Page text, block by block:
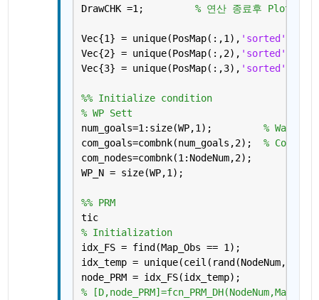
DrawCHK =1; % 연산 종료후 Plot 여부
Vec{1} = unique(PosMap(:,1), 'sorted'
Vec{2} = unique(PosMap(:,2), 'sorted'
Vec{3} = unique(PosMap(:,3), 'sorted'
%% Initialize condition
% WP Sett
num_goals=1:size(WP,1); %
com_goals=combnk(num_goals,2); %
com_nodes=combnk(1:NodeNum,2);
WP_N = size(WP,1);
%% PRM
tic
% Initialization
idx_FS = find(Map_Obs == 1);
idx_temp =
node_PRM = idx_FS(idx_temp);
%